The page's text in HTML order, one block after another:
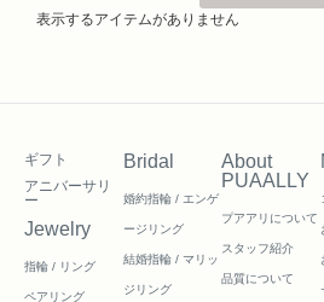
表示するアイテムがありません
ギフト
アニバーサリ
ー
Jewelry
指輪 / リング
ペアリング
Bridal
婚約指輪 / エンゲ
ージリング
結婚指輪 / マリッ
ジリング
About
PUAALLY
プアアリについて
スタッフ紹介
品質について